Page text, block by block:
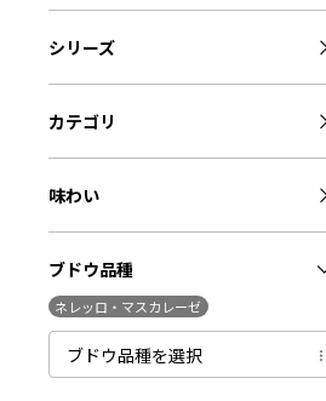
シリーズ
カテゴリ
味わい
ブドウ品種
ネレッロ・マスカレーゼ
ブドウ品種を選択